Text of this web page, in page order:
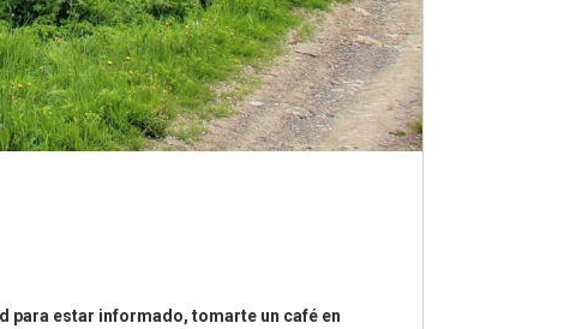
para estar informado, tomarte un café en